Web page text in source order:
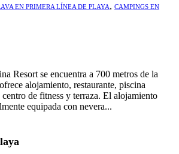
EN PRIMERA LÍNEA DE PLAYA, CAMPINGS EN
Resort se encuentra a 700 metros de la
alojamiento, restaurante, piscina
de fitness y terraza. El alojamiento
equipada con nevera...